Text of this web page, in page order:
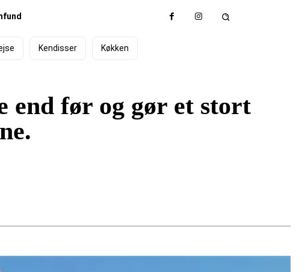
Kendisser Køkken
end før og gør et stort